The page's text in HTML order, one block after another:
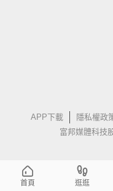
APP下載 隱私權政
富邦媒體科技
首頁 逛逛